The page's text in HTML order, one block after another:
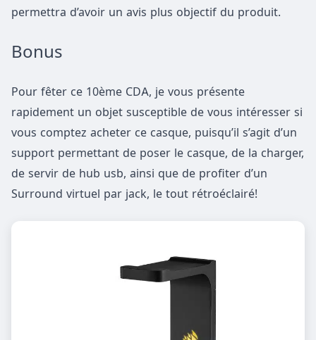
permettra d’avoir un avis plus objectif du produit.
Bonus
Pour fêter ce 10ème CDA, je vous présente
rapidement un objet susceptible de vous intéresser si
vous comptez acheter ce casque, puisqu’il s’agit d’un
support permettant de poser le casque, de la charger,
de servir de hub usb, ainsi que de profiter d’un
Surround virtuel par jack, le tout rétroéclairé!